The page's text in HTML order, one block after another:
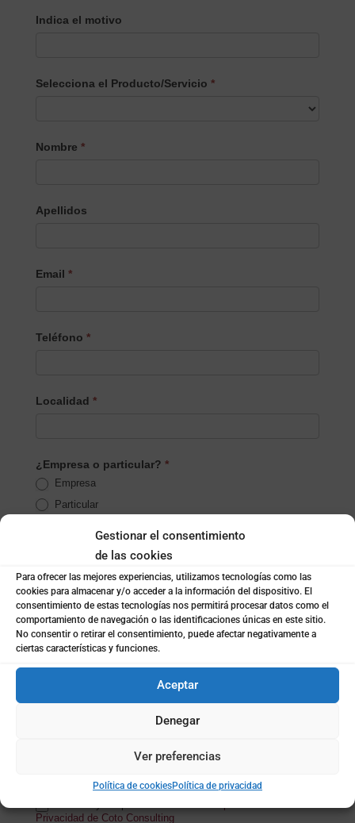
Gestionar el consentimiento
de las cookies
Para ofrecer las mejores experiencias, utilizamos tecnologías como las
cookies para almacenar y/o acceder a la información del dispositivo. El
consentimiento de estas tecnologías nos permitirá procesar datos como el
comportamiento de navegación o las identificaciones únicas en este sitio.
No consentir o retirar el consentimiento, puede afectar negativamente a
ciertas características y funciones.
Aceptar
Denegar
Ver preferencias
Política de cookiesPolítica de privacidad
Indica el motivo
Selecciona el Producto/Servicio *
el
Nombre *
Apellidos
Email *
Teléfono *
Localidad *
¿Empresa o particular? *
Empresa
Particular
Subida de archivo (opcional)
Política de privacidad*
Privacidad de Coto Consulting